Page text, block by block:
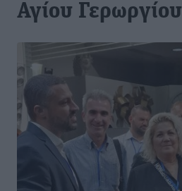
Αγίου Γερωργίου